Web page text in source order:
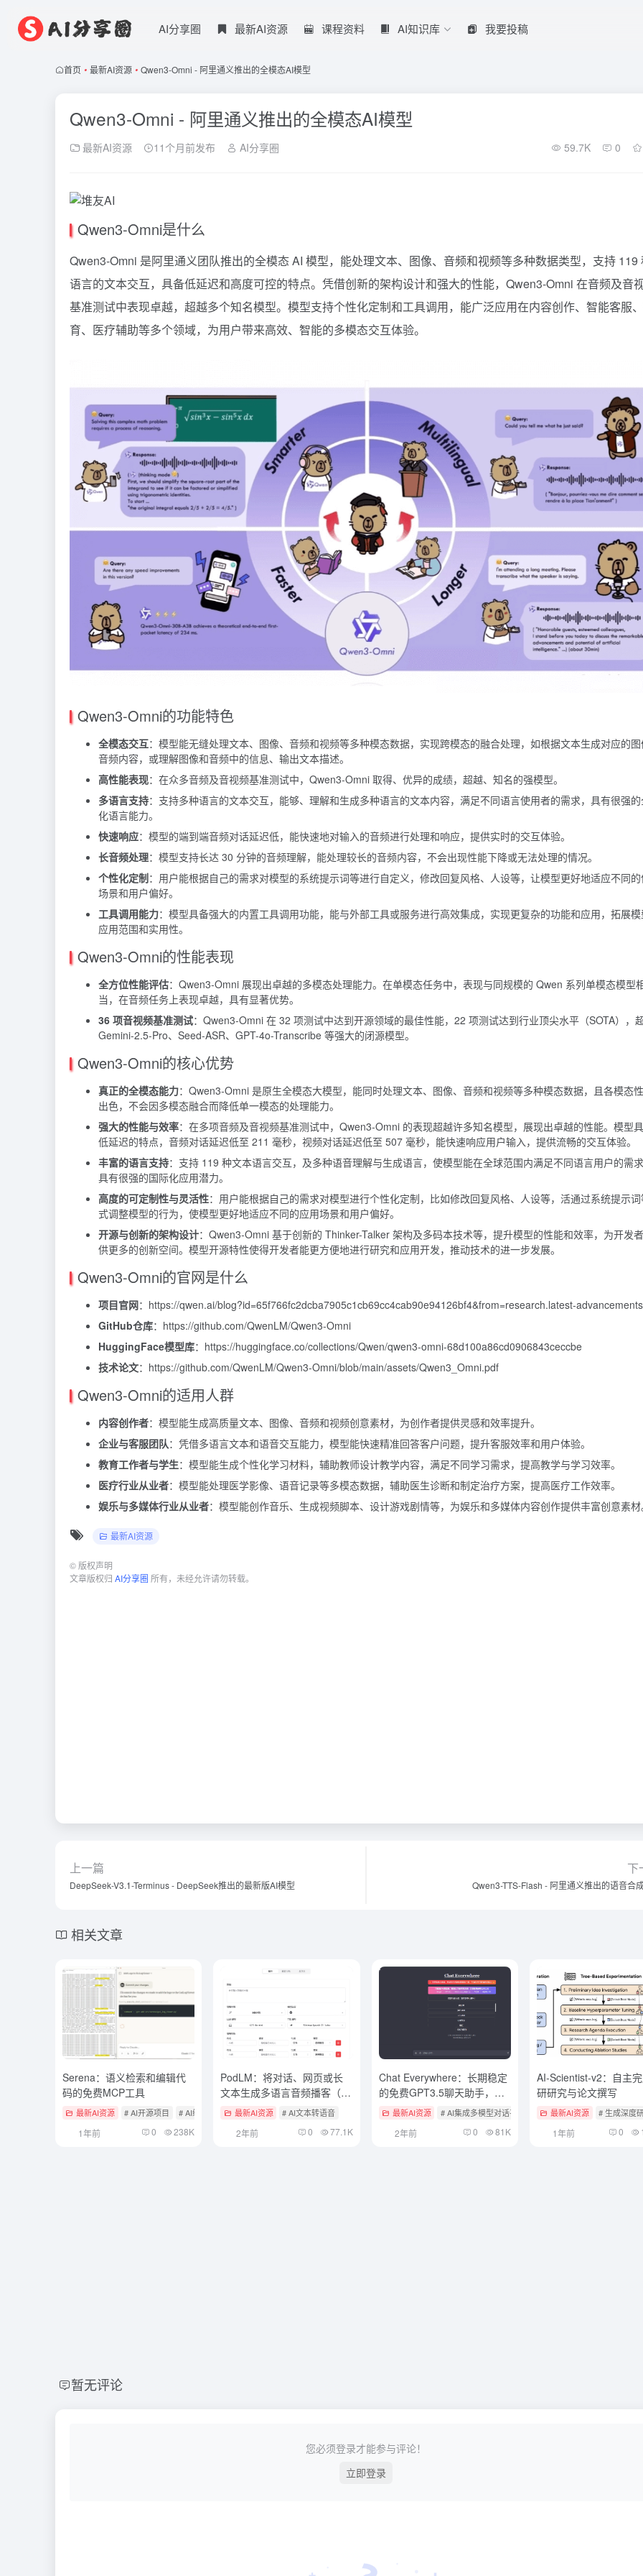
AI分享圈 最新AI资源 课程资料 AI知识库 我要投稿
首页 • 最新AI资源 • Qwen3-Omni - 阿里通义推出的全模态AI模型
Qwen3-Omni - 阿里通义推出的全模态AI模型
最新AI资源 11个月前发布 AI分享圈 59.7K 0
Qwen3-Omni是什么
Qwen3-Omni 是阿里通义团队推出的全模态 AI 模型，能处理文本、图像、音频和视频等多种数据类型，支持 119
语言的文本交互，具备低延迟和高度可控的特点。凭借创新的架构设计和强大的性能，Qwen3-Omni 在音频及音
基准测试中表现卓越，超越多个知名模型。模型支持个性化定制和工具调用，能广泛应用在内容创作、智能客服
育、医疗辅助等多个领域，为用户带来高效、智能的多模态交互体验。
Qwen3-Omni的功能特色
全模态交互：模型能无缝处理文本、图像、音频和视频等多种模态数据，实现跨模态的融合处理，如根据文本生成对应的图
音频内容，或理解图像和音频中的信息、输出文本描述。
高性能表现：在众多音频及音视频基准测试中，Qwen3-Omni 取得、优异的成绩，超越、知名的强模型。
多语言支持：支持多种语言的文本交互，能够、理解和生成多种语言的文本内容，满足不同语言使用者的需求，具有很强
化语言能力。
快速响应：模型的端到端音频对话延迟低，能快速地对输入的音频进行处理和响应，提供实时的交互体验。
长音频处理：模型支持长达 30 分钟的音频理解，能处理较长的音频内容，不会出现性能下降或无法处理的情况。
个性化定制：用户能根据自己的需求对模型的系统提示词等进行自定义，修改回复风格、人设等，让模型更好地适应不同的
场景和用户偏好。
工具调用能力：模型具备强大的内置工具调用功能，能与外部工具或服务进行高效集成，实现更复杂的功能和应用，拓展模
应用范围和实用性。
Qwen3-Omni的性能表现
全方位性能评估：Qwen3-Omni 展现出卓越的多模态处理能力。在单模态任务中，表现与同规模的 Qwen 系列单模态模型
当，在音频任务上表现卓越，具有显著优势。
36 项音视频基准测试：Qwen3-Omni 在 32 项测试中达到开源领域的最佳性能，22 项测试达到行业顶尖水平（SOTA），
Gemini-2.5-Pro、Seed-ASR、GPT-4o-Transcribe 等强大的闭源模型。
Qwen3-Omni的核心优势
真正的全模态能力：Qwen3-Omni 是原生全模态大模型，能同时处理文本、图像、音频和视频等多种模态数据，且各模态
出色，不会因多模态融合而降低单一模态的处理能力。
强大的性能与效率：在多项音频及音视频基准测试中，Qwen3-Omni 的表现超越许多知名模型，展现出卓越的性能。模型
低延迟的特点，音频对话延迟低至 211 毫秒，视频对话延迟低至 507 毫秒，能快速响应用户输入，提供流畅的交互体验。
丰富的语言支持：支持 119 种文本语言交互，及多种语音理解与生成语言，使模型能在全球范围内满足不同语言用户的需求
具有很强的国际化应用潜力。
高度的可定制性与灵活性：用户能根据自己的需求对模型进行个性化定制，比如修改回复风格、人设等，活通过系统提示词
式调整模型的行为，使模型更好地适应不同的应用场景和用户偏好。
开源与创新的架构设计：Qwen3-Omni 基于创新的 Thinker-Talker 架构及多码本技术等，提升模型的性能和效率，为开发
供更多的创新空间。模型开源特性使得开发者能更方便地进行研究和应用开发，推动技术的进一步发展。
Qwen3-Omni的官网是什么
项目官网：https://qwen.ai/blog?id=65f766fc2dcba7905c1cb69cc4cab90e94126bf4&from=research.latest-
GitHub仓库：https://github.com/QwenLM/Qwen3-Omni
HuggingFace模型库：https://huggingface.co/collections/Qwen/qwen3-omni-68d100a86cd0906843ceccbe
技术论文：https://github.com/QwenLM/Qwen3-Omni/blob/main/assets/Qwen3_Omni.pdf
Qwen3-Omni的适用人群
内容创作者：模型能生成高质量文本、图像、音频和视频创意素材，为创作者提供灵感和效率提升。
企业与客服团队：凭借多语言文本和语音交互能力，模型能快速精准回答客户问题，提升客服效率和用户体验。
教育工作者与学生：模型能生成个性化学习材料，辅助教师设计教学内容，满足不同学习需求，提高教学与学习效率。
医疗行业从业者：模型能处理医学影像、语音记录等多模态数据，辅助医生诊断和制定治疗方案，提高医疗工作效率。
娱乐与多媒体行业从业者：模型能创作音乐、生成视频脚本、设计游戏剧情等，为娱乐和多媒体内容创作提供丰富创意素材
最新AI资源
© 版权声明
文章版权归 AI分享圈 所有，未经允许请勿转载。
上一篇
DeepSeek-V3.1-Terminus - DeepSeek推出的最新版AI模型
下
Qwen3-TTS-Flash - 阿里通义推出的语音合
相关文章
Serena：语义检索和编辑代
码的免费MCP工具
最新AI资源 # AI开源项目 # AI编程 # MCP服务
1年前 0 238K
PodLM：将对话、网页或长
文本生成多语言音频播客（付
费）最新AI资源 # AI文本转语音
2年前 0 77.1K
Chat Everywhere：长期稳定
的免费GPT3.5聊天助手，国
内无法直连
最新AI资源 # AI集成多模型对话平台
2年前 0 81K
AI-Scientist-v2：自主
研研究与论文撰写
最新AI资源 # 生成深度
1年前 0
暂无评论
您必须登录才能参与评论！
立即登录